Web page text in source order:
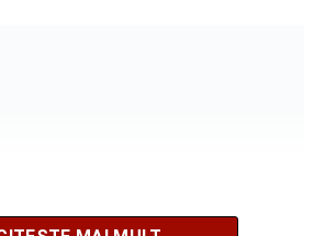
ale programului de